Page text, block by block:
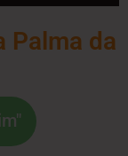
Palma da